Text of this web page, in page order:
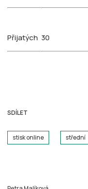
Přijatých 30
SDÍLET
stisk online střední